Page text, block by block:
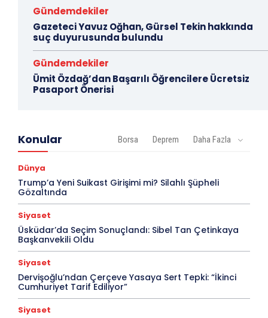
Gündemdekiler
Gazeteci Yavuz Oğhan, Gürsel Tekin hakkında
suç duyurusunda bulundu
Gündemdekiler
Ümit Özdağ’dan Başarılı Öğrencilere Ücretsiz
Pasaport Önerisi
Konular Borsa Deprem Daha Fazla
Dünya
Trump’a Yeni Suikast Girişimi mi? Silahlı Şüpheli
Gözaltında
Siyaset
Üsküdar’da Seçim Sonuçlandı: Sibel Tan Çetinkaya
Başkanvekili Oldu
Siyaset
Dervişoğlu’ndan Çerçeve Yasaya Sert Tepki: “İkinci
Cumhuriyet Tarif Ediliyor”
Siyaset